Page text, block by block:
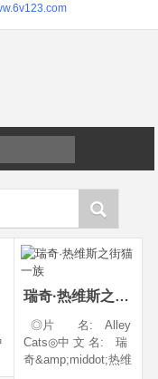
瑞奇·热维斯之街猫一族
◎片 名: Alley
Cats◎中 文 名: 瑞
奇&amp;middot;热维